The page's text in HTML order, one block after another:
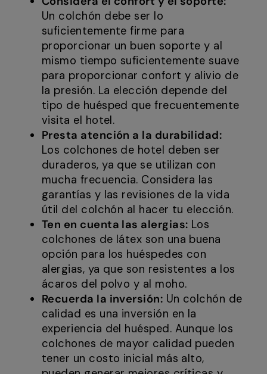
Un colchón debe ser lo
suficientemente firme para
proporcionar un buen soporte y al
mismo tiempo suficientemente suave
para proporcionar confort y alivio de
la presión. La elección depende del
tipo de huésped que frecuentemente
visita el hotel.
Presta atención a la durabilidad:
Los colchones de hotel deben ser
duraderos, ya que se utilizan con
mucha frecuencia. Considera las
garantías y las revisiones de la vida
útil del colchón al hacer tu elección.
Ten en cuenta las alergias: Los
colchones de látex son una buena
opción para los huéspedes con
alergias, ya que son resistentes a los
ácaros del polvo y al moho.
Recuerda la inversión: Un colchón de
calidad es una inversión en la
experiencia del huésped. Aunque los
colchones de mayor calidad pueden
tener un costo inicial más alto,